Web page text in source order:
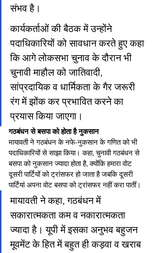
संभव है।
कार्यकर्ताओं की बैठक में उन्होंने
पदाधिकारियों को सावधान करते हुए कहा
कि आगे लोकसभा चुनाव के दौरान भी
चुनावी माहौल को जातिवादी,
सांप्रदायिक व धार्मिकता के गैर जरूरी
रंग में झोंक कर प्रभावित करने का
प्रयास किया जाएगा।
गठबंधन से बसपा को होता है नुकसान
मायावती ने गठबंधन के नफे-नुकसान के गणित को भी
पदाधिकारियों से साझा किया। कहा, चुनावी गठबंधन से
बसपा को नुकसान ज्यादा होता है, क्योंकि हमारा वोट
दूसरी पार्टियों को ट्रांसफर हो जाता है जबकि दूसरी
पार्टियां अपना वोट बसपा को ट्रांसफर नहीं करा पातीं।
मायावती ने कहा, गठबंधन में
सकारात्मकता कम व नकारात्मकता
ज्यादा है। यूपी में इसका अनुभव बहुजन
मूवमेंट के हित में बहुत ही कड़वा व खराब